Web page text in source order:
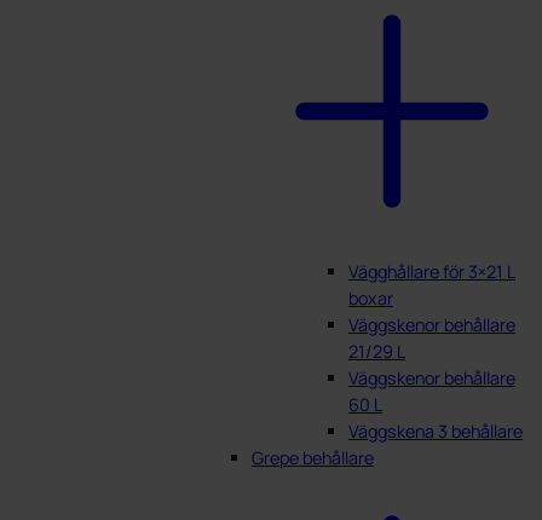
Vägghållare för 3×21 L
boxar
Väggskenor behållare
21/29 L
Väggskenor behållare
60 L
Väggskena 3 behållare
Grepe behållare